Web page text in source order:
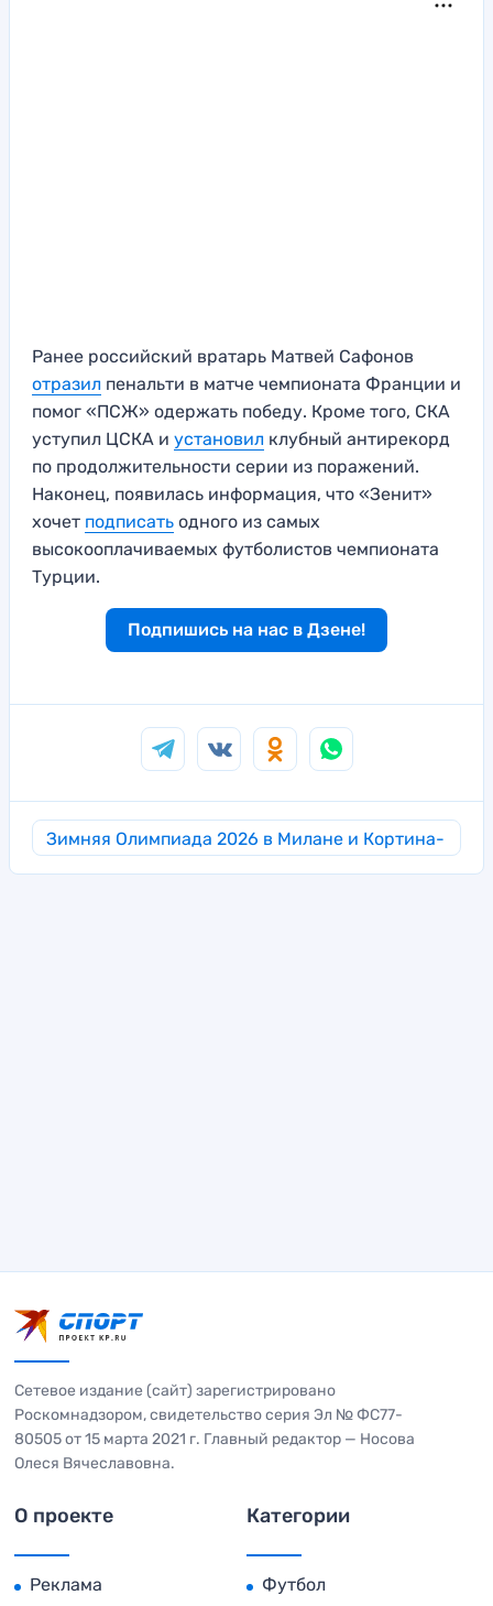
Ранее российский вратарь Матвей Сафонов
отразил пенальти в матче чемпионата Франции и
помог «ПСЖ» одержать победу. Кроме того, СКА
уступил ЦСКА и установил клубный антирекорд
по продолжительности серии из поражений.
Наконец, появилась информация, что «Зенит»
хочет подписать одного из самых
высокооплачиваемых футболистов чемпионата
Турции.
Подпишись на нас в Дзене!
Зимняя Олимпиада 2026 в Милане и Кортина-
д’Ампеццо
Сетевое издание (сайт) зарегистрировано
Роскомнадзором, свидетельство серия Эл № ФС77-
80505 от 15 марта 2021 г. Главный редактор — Носова
Олеся Вячеславовна.
О проекте
Реклама
Категории
Футбол